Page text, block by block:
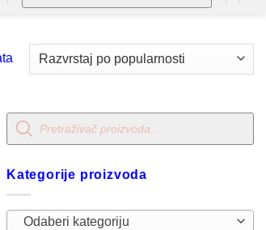
Sorted
Products
search
Kategorije proizvoda
Odaberi kategoriju